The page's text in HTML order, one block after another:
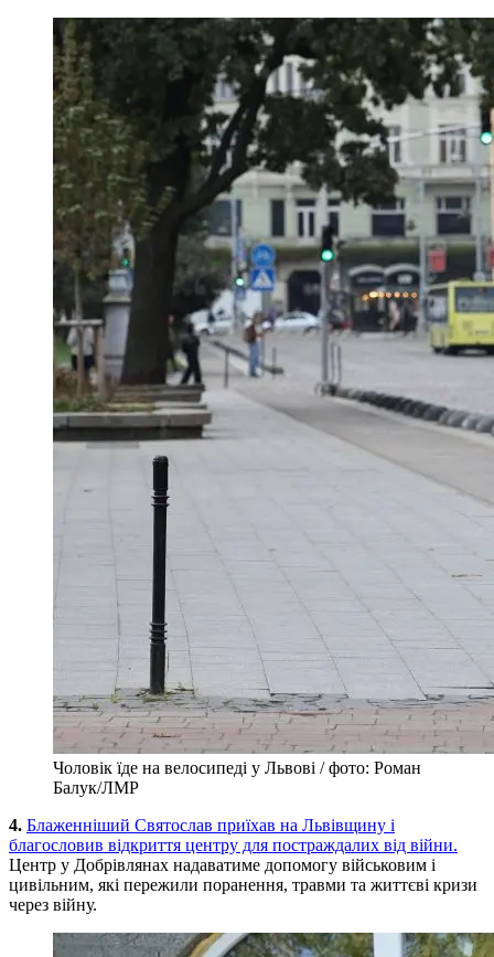
Чоловік їде на велосипеді у Львові / фото: Роман
Балук/ЛМР
4. Блаженніший Святослав приїхав на Львівщину і
благословив відкриття центру для постраждалих від війни.
Центр у Добрівлянах надаватиме допомогу військовим і
цивільним, які пережили поранення, травми та життєві кризи
через війну.